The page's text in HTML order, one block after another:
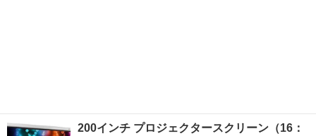
200インチ プロジェクタースクリーン（16：